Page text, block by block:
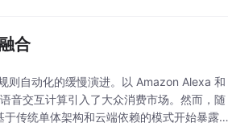
合
则自动化的缓慢演进。以 Amazon Alexa 和
音交互计算引入了大众消费市场。然而，随
传统单体架构和云端依赖的模式开始暴露出